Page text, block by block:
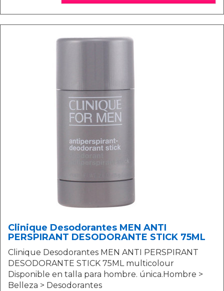
Clinique Desodorantes MEN ANTI
PERSPIRANT DESODORANTE STICK 75ML
Clinique Desodorantes MEN ANTI PERSPIRANT
DESODORANTE STICK 75ML multicolour
Disponible en talla para hombre. única.Hombre >
Belleza > Desodorantes